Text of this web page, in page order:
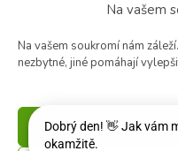
Na vašem
Na vašem soukromí nám
nezbytné, jiné pomáhají
✉️ e-